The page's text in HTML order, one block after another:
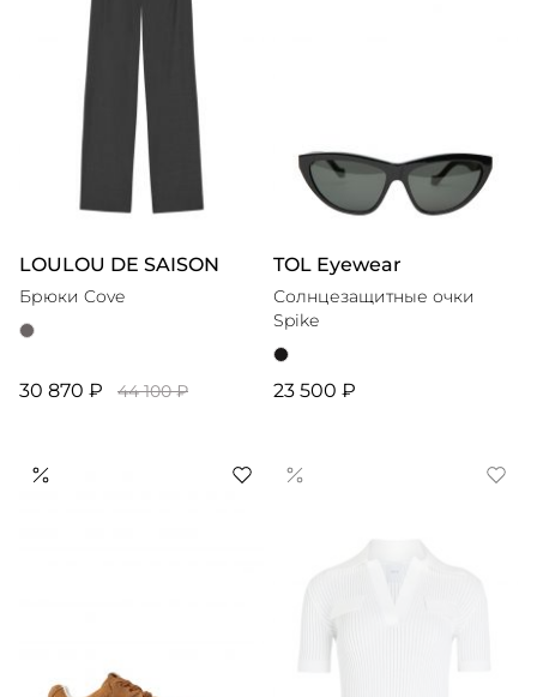
LOULOU DE SAISON
Брюки Cove
30 870 ₽ 44 100 ₽
TOL Eyewear
Солнцезащитные очки
Spike
23 500 ₽